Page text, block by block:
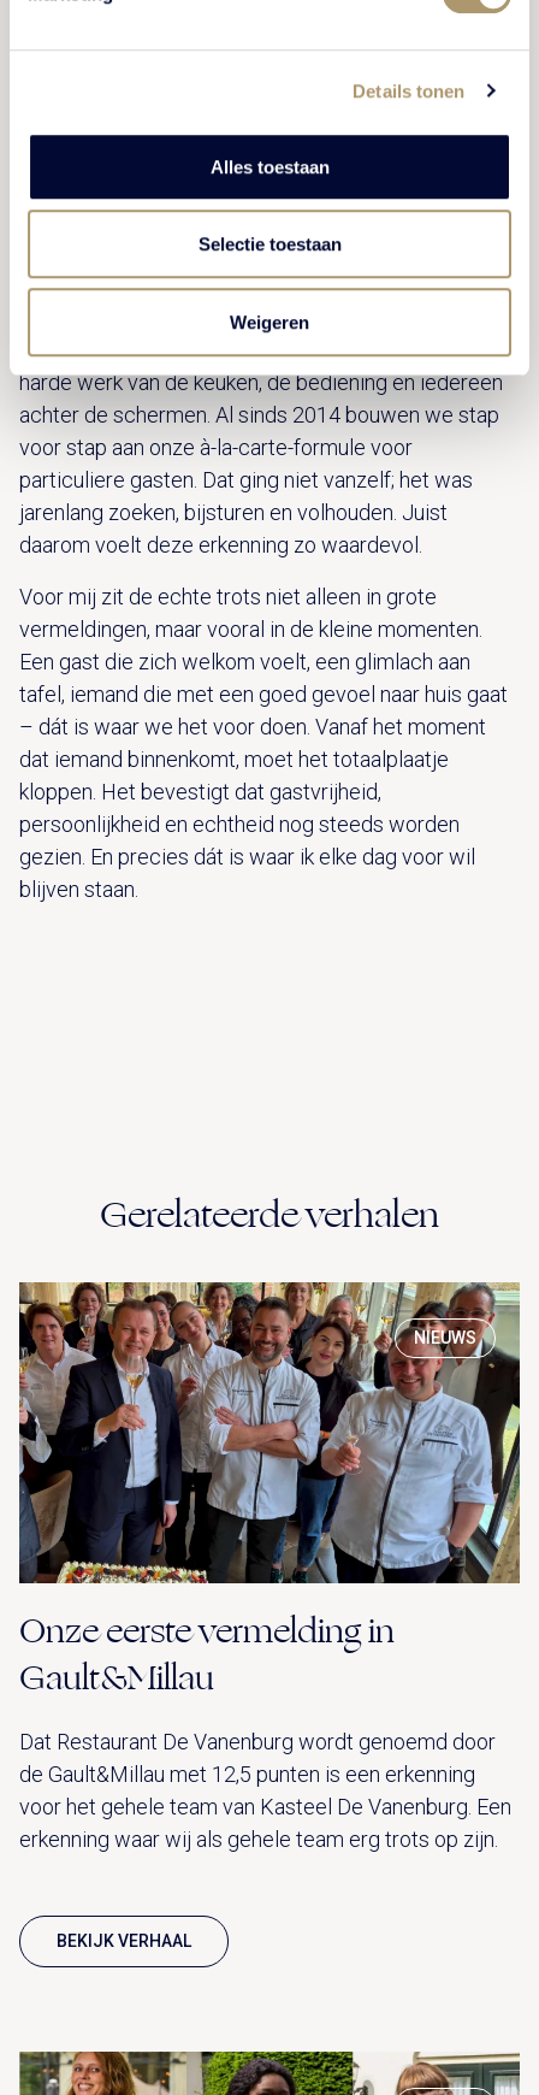
Details tonen
Alles toestaan
Selectie toestaan
Weigeren
Desmond Ruitenbeek - General Manager
Toen ik hoorde dat we deze erkenning kregen, voelde
dat als iets heel bijzonders. Niet alleen voor mij, maar
voor het hele team. Het is een bevestiging van het
harde werk van de keuken, de bediening en iedereen
achter de schermen. Al sinds 2014 bouwen we stap
voor stap aan onze à-la-carte-formule voor
particuliere gasten. Dat ging niet vanzelf; het was
jarenlang zoeken, bijsturen en volhouden. Juist
daarom voelt deze erkenning zo waardevol.
Voor mij zit de echte trots niet alleen in grote
vermeldingen, maar vooral in de kleine momenten.
Een gast die zich welkom voelt, een glimlach aan
tafel, iemand die met een goed gevoel naar huis gaat
– dát is waar we het voor doen. Vanaf het moment
dat iemand binnenkomt, moet het totaalplaatje
kloppen. Het bevestigt dat gastvrijheid,
persoonlijkheid en echtheid nog steeds worden
gezien. En precies dát is waar ik elke dag voor wil
blijven staan.
Gerelateerde verhalen
NIEUWS
Onze eerste vermelding in
Gault&Millau
Dat Restaurant De Vanenburg wordt genoemd door
de Gault&Millau met 12,5 punten is een erkenning
voor het gehele team van Kasteel De Vanenburg. Een
erkenning waar wij als gehele team erg trots op zijn.
BEKIJK VERHAAL